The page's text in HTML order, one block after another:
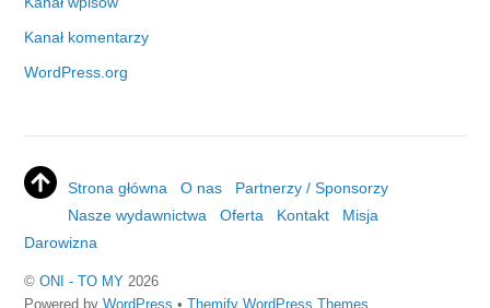
Kanał komentarzy
WordPress.org
Strona główna O nas
Partnerzy / Sponsorzy
Nasze wydawnictwa
Oferta Kontakt
Misja
Darowizna
©ONI - TO MY 2026
Powered byWordPress •Themify WordPress Themes